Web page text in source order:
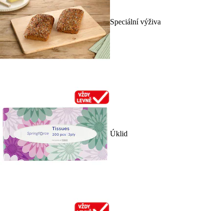
Speciální výživa
Úklid